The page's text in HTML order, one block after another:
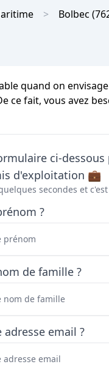
Bolbec
quand on
ce fait, vous avez
ci-
d'exploitation 💼
secondes et
?
de famille ?
email ?